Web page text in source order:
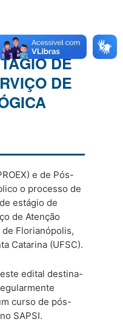
PARA
DE
DE
e de Pós-
o processo de
estágio de
de Atenção
de Florianópolis,
Catarina (UFSC).
edital destina-
curso de pós-
SAPSI.